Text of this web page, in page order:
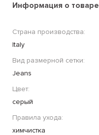
Информация о товаре
Страна производства:
Italy
Вид размерной сетки:
Jeans
Цвет:
серый
Правила ухода:
химчистка